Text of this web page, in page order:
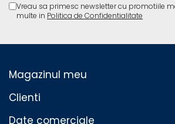
Vreau sa primesc newsletter cu promotiile
multe in Politica de Confidentialitate
Magazinul meu
Clienti
Date comerciale